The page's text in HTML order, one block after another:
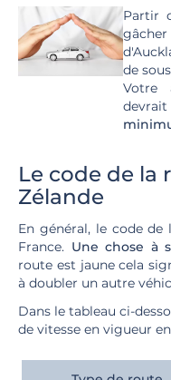
Partir
de
Votre
Le code de la
Zélande
En général, le code
France. Une chose à
route est jaune cela
à doubler un autre
Dans le tableau ci-
de vitesse en vigueur